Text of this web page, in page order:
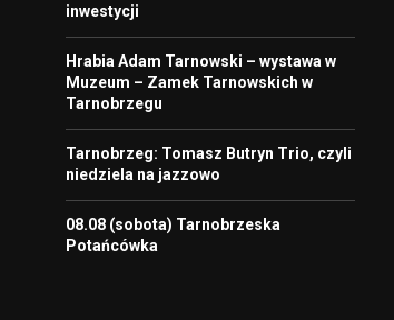
inwestycji
Hrabia Adam Tarnowski – wystawa w
Muzeum – Zamek Tarnowskich w
Tarnobrzegu
Tarnobrzeg: Tomasz Butryn Trio, czyli
niedziela na jazzowo
08.08 (sobota) Tarnobrzeska
Potańcówka